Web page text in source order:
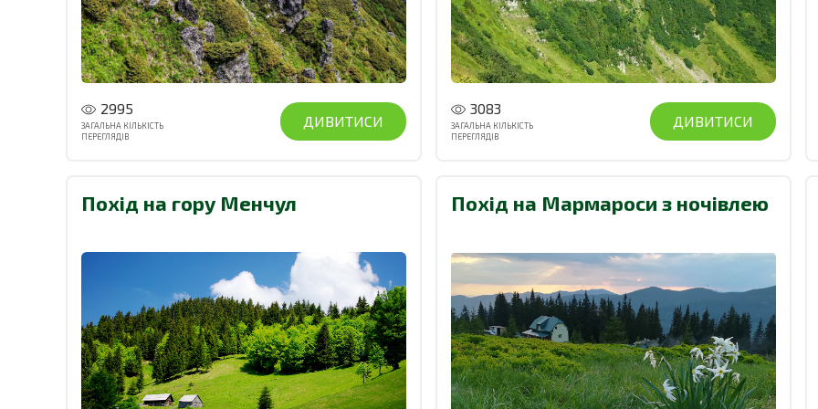
2995
ЗАГАЛЬНА КІЛЬКІСТЬ
ПЕРЕГЛЯДІВ
ДИВИТИСИ
3083
ЗАГАЛЬНА КІЛЬКІСТЬ
ПЕРЕГЛЯДІВ
ДИВИТИСИ
Похід на гору Менчул Похід на Мармароси з ночівлею